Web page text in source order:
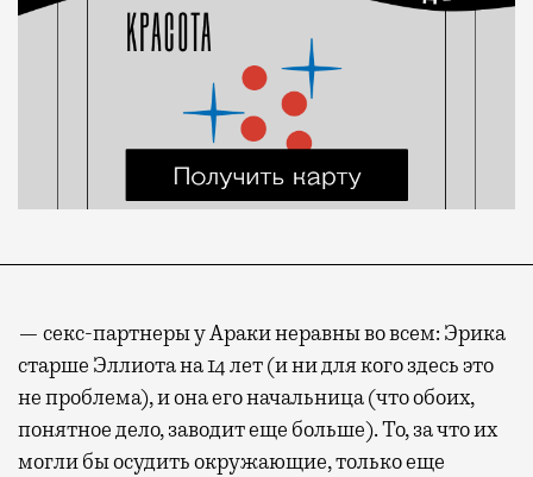
— секс-партнеры у Араки неравны во всем: Эрика
старше Эллиота на 14 лет (и ни для кого здесь это
не проблема), и она его начальница (что обоих,
понятное дело, заводит еще больше). То, за что их
могли бы осудить окружающие, только еще